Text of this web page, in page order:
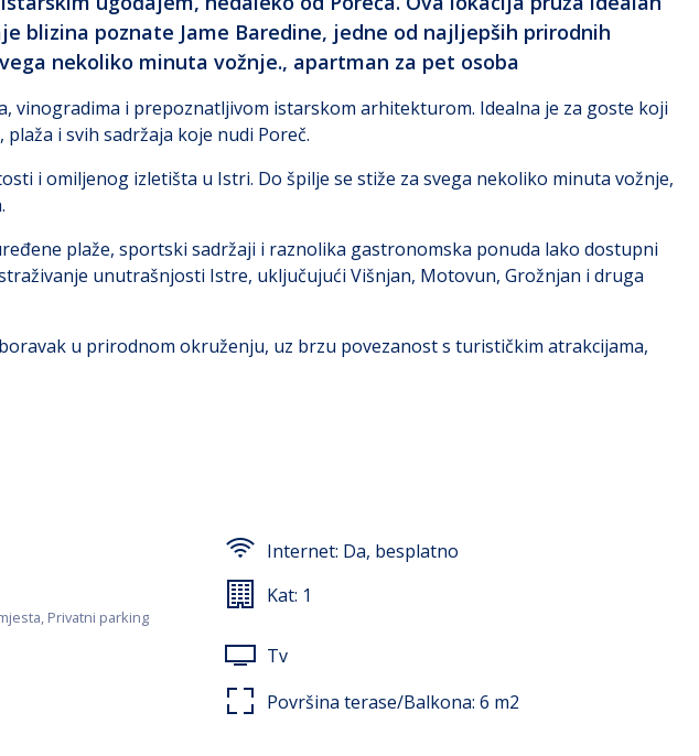
blizina poznate Jame Baredine, jedne od najljepših prirodnih
nekoliko minuta vožnje., apartman za pet osoba
vinogradima i prepoznatljivom istarskom arhitekturom. Idealna je za goste koji
i svih sadržaja koje nudi Poreč.
i omiljenog izletišta u Istri. Do špilje se stiže za svega nekoliko minuta vožnje,
plaže, sportski sadržaji i raznolika gastronomska ponuda lako dostupni
unutrašnjosti Istre, uključujući Višnjan, Motovun, Grožnjan i druga
u prirodnom okruženju, uz brzu povezanost s turističkim atrakcijama,
gostiju koji traže miran i opušten odmor. Smještaj se prostire na dvije
nalazi veći krevet za jednu osobu. Jedna spavaća soba ima izlaz na terasu
opremljena kuhinja s pećnicom, pločom za kuhanje i mikrovalnom
dodatno doprinosi ugodnom boravku tijekom ljetnih mjeseci.
na ugljen, idealan za pripremu obroka na otvorenom i uživanje u opuštenim
klima-uređaje, perilicu rublja, tuš-kabinu, garderobne ormare,
Internet: Da, besplatno
Privatni parking
Kat: 1
Tv
Površina terase/Balkona: 6 m2